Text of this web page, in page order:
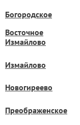
Богородское
Восточное
Измайлово
Измайлово
Новогиреево
Преображенское